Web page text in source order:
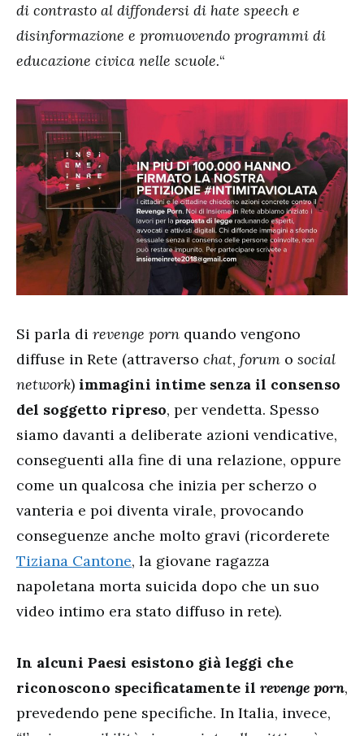
di contrasto al diffondersi di hate speech e
disinformazione e promuovendo programmi di
educazione civica nelle scuole.“
Si parla di revenge porn quando vengono
diffuse in Rete (attraverso chat, forum o social
network) immagini intime senza il consenso
del soggetto ripreso, per vendetta. Spesso
siamo davanti a deliberate azioni vendicative,
conseguenti alla fine di una relazione, oppure
come un qualcosa che inizia per scherzo o
vanteria e poi diventa virale, provocando
conseguenze anche molto gravi (ricorderete
Tiziana Cantone, la giovane ragazza
napoletana morta suicida dopo che un suo
video intimo era stato diffuso in rete).
In alcuni Paesi esistono già leggi che
riconoscono specificatamente il revenge porn,
prevedendo pene specifiche. In Italia, invece,